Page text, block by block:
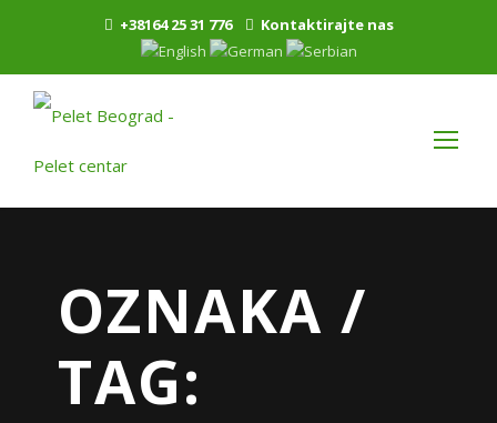
+38164 25 31 776 Kontaktirajte nas
OZNAKA /
TAG: